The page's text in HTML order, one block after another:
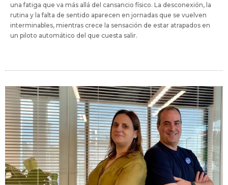
una fatiga que va más allá del cansancio físico. La desconexión, la
rutina y la falta de sentido aparecen en jornadas que se vuelven
interminables, mientras crece la sensación de estar atrapados en
un piloto automático del que cuesta salir.